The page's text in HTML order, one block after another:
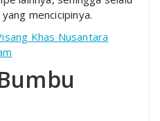
mencicipinya.
Khas Nusantara